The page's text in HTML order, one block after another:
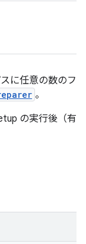
に任意の数のフ
。
の実行後（有